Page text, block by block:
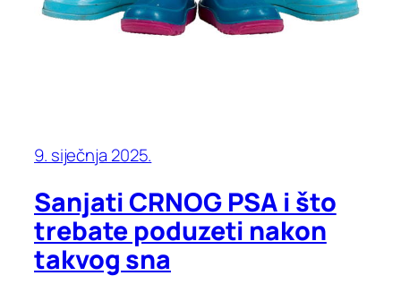
9. siječnja 2025.
Sanjati CRNOG PSA i što
trebate poduzeti nakon
takvog sna